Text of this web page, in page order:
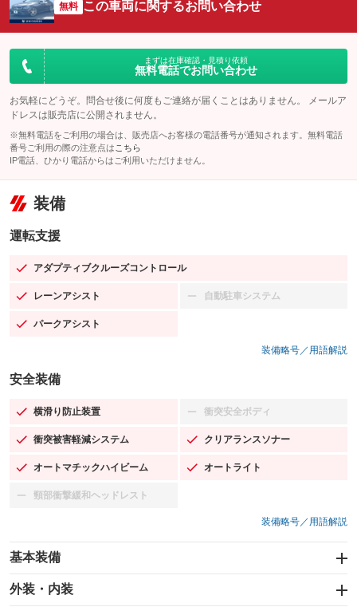
無料 この車両に関するお問い合わせ
まずは在庫確認・見積り依頼
無料電話でお問い合わせ
お気軽にどうぞ。問合せ後に何度もご連絡が届くことはありません。 メールア
ドレスは販売店に公開されません。
※無料電話をご利用の場合は、販売店へお客様の電話番号が通知されます。無料電話
番号ご利用の際の注意点は こちら
IP電話、ひかり電話からはご利用いただけません。
装備
運転支援
アダプティブクルーズコントロール
：装備あり
レーンアシスト
：装備あり 自動駐車システム
：装備なし
パークアシスト
：装備あり
装備略号／用語解説
安全装備
横滑り防止装置
：装備あり 衝突安全ボディ
：装備なし
衝突被害軽減システム
：装備あり クリアランスソナー
：装備あり
オートマチックハイビーム
：装備あり オートライト
：装備あり
頸部衝撃緩和ヘッドレスト
：装備なし
装備略号／用語解説
基本装備
エアバッグ：運転席/助手席/サイド
：装備あり
外装・内装